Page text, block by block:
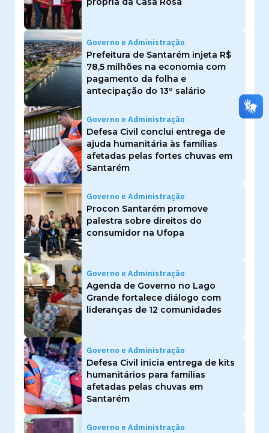
Governo e Administração
Prefeitura de Santarém injeta R$
78,5 milhões na economia com
pagamento da folha e
antecipação do 13º salário
Governo e Administração
Defesa Civil conclui entrega de
ajuda humanitária às famílias
afetadas pelas fortes chuvas em
Santarém
Governo e Administração
Procon Santarém promove
palestra sobre direitos do
consumidor na Ufopa
Governo e Administração
Agenda de Governo no Lago
Grande fortalece diálogo com
lideranças de 12 comunidades
Governo e Administração
Defesa Civil inicia entrega de kits
humanitários para famílias
afetadas pelas chuvas em
Santarém
Governo e Administração